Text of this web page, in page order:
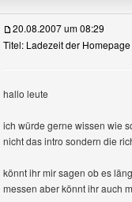
anzeigen
20.08.2007 um 08:29
Titel: Ladezeit der Homepage
hallo leute
ich würde gerne wissen wie
nicht das intro sondern die
könnt ihr mir sagen ob es
messen aber könnt ihr auch